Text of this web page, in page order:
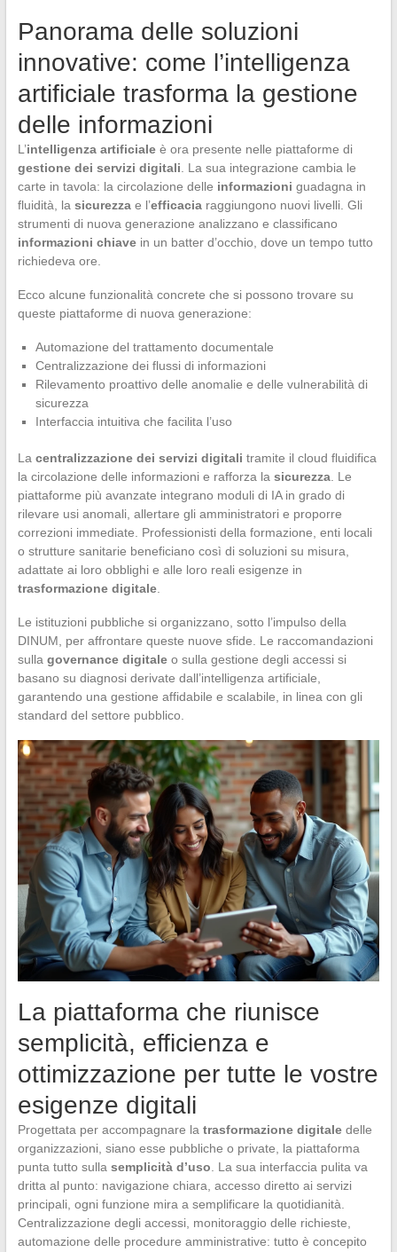
Panorama delle soluzioni
innovative: come l’intelligenza
artificiale trasforma la gestione
delle informazioni
L’intelligenza artificialeè ora presente nelle piattaforme di
gestione dei servizi digitali . La sua integrazione cambia le
carte in tavola: la circolazione delle informazioni guadagna in
fluidità, la sicurezzae l’efficaciaraggiungono nuovi livelli. Gli
strumenti di nuova generazione analizzano e classificano
informazioni chiavein un batter d’occhio, dove un tempo tutto
richiedeva ore.
Ecco alcune funzionalità concrete che si possono trovare su
queste piattaforme di nuova generazione:
Automazione del trattamento documentale
Centralizzazione dei flussi di informazioni
Rilevamento proattivo delle anomalie e delle vulnerabilità di
sicurezza
Interfaccia intuitiva che facilita l’uso
La centralizzazione dei servizi digitali tramite il cloud fluidifica
la circolazione delle informazioni e rafforza la sicurezza. Le
piattaforme più avanzate integrano moduli di IA in grado di
rilevare usi anomali, allertare gli amministratori e proporre
correzioni immediate. Professionisti della formazione, enti locali
o strutture sanitarie beneficiano così di soluzioni su misura,
adattate ai loro obblighi e alle loro reali esigenze in
trasformazione digitale.
Le istituzioni pubbliche si organizzano, sotto l’impulso della
DINUM, per affrontare queste nuove sfide. Le raccomandazioni
sulla governance digitaleo sulla gestione degli accessi si
basano su diagnosi derivate dall’intelligenza artificiale,
garantendo una gestione affidabile e scalabile, in linea con gli
standard del settore pubblico.
La piattaforma che riunisce
semplicità, efficienza e
ottimizzazione per tutte le vostre
esigenze digitali
Progettata per accompagnare la trasformazione digitaledelle
organizzazioni, siano esse pubbliche o private, la piattaforma
punta tutto sulla semplicità d’uso . La sua interfaccia pulita va
dritta al punto: navigazione chiara, accesso diretto ai servizi
principali, ogni funzione mira a semplificare la quotidianità.
Centralizzazione degli accessi, monitoraggio delle richieste,
automazione delle procedure amministrative: tutto è concepito